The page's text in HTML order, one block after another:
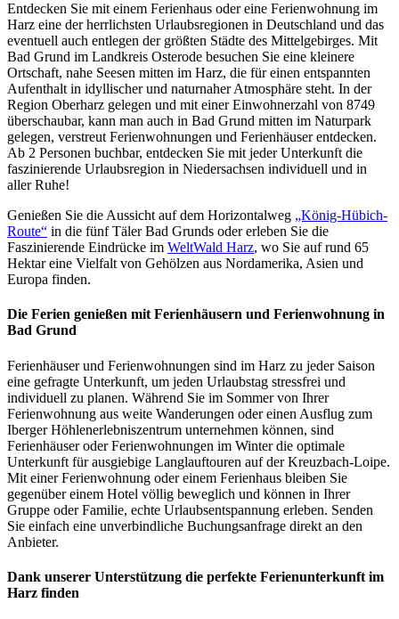
Entdecken Sie mit einem Ferienhaus oder eine Ferienwohnung im
Harz eine der herrlichsten Urlaubsregionen in Deutschland und das
eventuell auch entlegen der größten Städte des Mittelgebirges. Mit
Bad Grund im Landkreis Osterode besuchen Sie eine kleinere
Ortschaft, nahe Seesen mitten im Harz, die für einen entspannten
Aufenthalt in idyllischer und naturnaher Atmosphäre steht. In der
Region Oberharz gelegen und mit einer Einwohnerzahl von 8749
überschaubar, kann man auch in Bad Grund mitten im Naturpark
gelegen, verstreut Ferienwohnungen und Ferienhäuser entdecken.
Ab 2 Personen buchbar, entdecken Sie mit jeder Unterkunft die
faszinierende Urlaubsregion in Niedersachsen individuell und in
aller Ruhe!
Genießen Sie die Aussicht auf dem Horizontalweg „König-Hübich-
Route“ in die fünf Täler Bad Grunds oder erleben Sie die
Faszinierende Eindrücke im WeltWald Harz, wo Sie auf rund 65
Hektar eine Vielfalt von Gehölzen aus Nordamerika, Asien und
Europa finden.
Die Ferien genießen mit Ferienhäusern und Ferienwohnung in
Bad Grund
Ferienhäuser und Ferienwohnungen sind im Harz zu jeder Saison
eine gefragte Unterkunft, um jeden Urlaubstag stressfrei und
individuell zu planen. Während Sie im Sommer von Ihrer
Ferienwohnung aus weite Wanderungen oder einen Ausflug zum
Iberger Höhlenerlebniszentrum unternehmen können, sind
Ferienhäuser oder Ferienwohnungen im Winter die optimale
Unterkunft für ausgiebige Langlauftouren auf der Kreuzbach-Loipe.
Mit einer Ferienwohnung oder einem Ferienhaus bleiben Sie
gegenüber einem Hotel völlig beweglich und können in Ihrer
Gruppe oder Familie, echte Urlaubsentspannung erleben. Senden
Sie einfach eine unverbindliche Buchungsanfrage direkt an den
Anbieter.
Dank unserer Unterstützung die perfekte Ferienunterkunft im
Harz finden